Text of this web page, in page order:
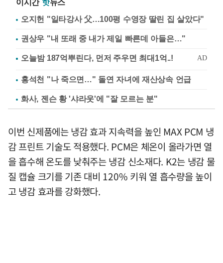
이시간 핫뉴스
오지헌 "일타강사 父…100평 수영장 딸린 집 살았다"
권상우 "내 또래 중 내가 제일 빠른데 아들은…"
홍석천 "나 죽으면…" 돌연 자녀에 재산상속 언급
화사, 젠슨 황 '샤라웃'에 "잘 모르는 분"
이번 신제품에는 냉감 효과 지속력을 높인 MAX PCM 냉
감 프린트 기술도 적용했다. PCM은 체온이 올라가면 열
을 흡수해 온도를 낮춰주는 냉감 신소재다. K2는 냉감 물
질 캡슐 크기를 기존 대비 120% 키워 열 흡수량을 높이
고 냉감 효과를 강화했다.